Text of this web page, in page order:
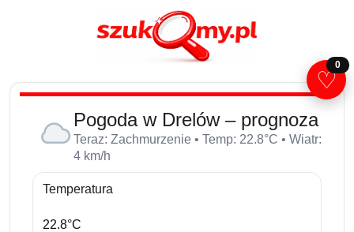
Pogoda w Drelów – prognoza
Teraz: Zachmurzenie • Temp: 22.8°C • Wiatr:
4 km/h
Temperatura
22.8°C
♡
0